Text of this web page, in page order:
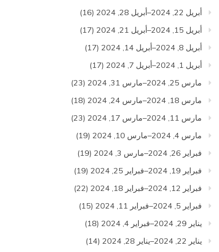
أبريل 22, 2024–أبريل 28, 2024
(16)
أبريل 15, 2024–أبريل 21, 2024
(17)
أبريل 8, 2024–أبريل 14, 2024
(17)
أبريل 1, 2024–أبريل 7, 2024
(17)
مارس 25, 2024–مارس 31, 2024
(23)
مارس 18, 2024–مارس 24, 2024
(18)
مارس 11, 2024–مارس 17, 2024
(23)
مارس 4, 2024–مارس 10, 2024
(19)
فبراير 26, 2024–مارس 3, 2024
(19)
فبراير 19, 2024–فبراير 25, 2024
(19)
فبراير 12, 2024–فبراير 18, 2024
(22)
فبراير 5, 2024–فبراير 11, 2024
(15)
يناير 29, 2024–فبراير 4, 2024
(18)
يناير 22, 2024–يناير 28, 2024
(14)